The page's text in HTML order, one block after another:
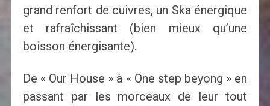
grand renfort de cuivres, un Ska énergique
et rafraîchissant (bien mieux qu’une
boisson énergisante).
De « Our House » à « One step beyong » en
passant par les morceaux de leur tout